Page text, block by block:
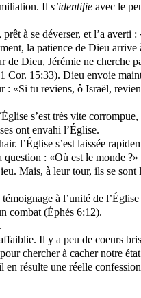
Il s’identifieavec le
prêt à se déverser, et l’a averti
la patience de Dieu
Dieu, Jérémie ne cherche
Cor. 15:33). Dieu envoie
«Si tu reviens, ô Israël,
s’est très vite corrompue,
ont envahi l’Église.
l’Église s’est laissée
: «Où est le monde
Mais, à leur tour, ils se sont
à l’unité de
combat (Éphés 6:12).
Il y a peu de coeurs
chercher à cacher notre état
résulte une réelle